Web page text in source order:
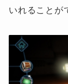
いれることが